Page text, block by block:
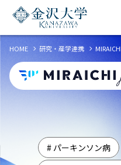
HOME chevron_right 研究・産学連携 chevron_right MIRAICHI
# パーキンソン病